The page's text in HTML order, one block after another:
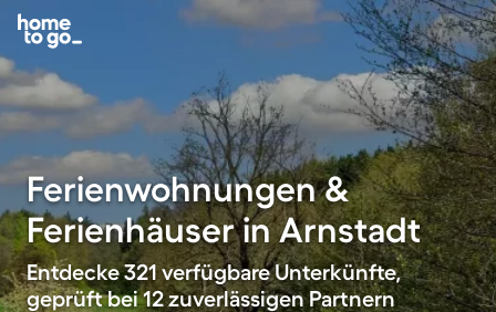
Ferienwohnungen &
Ferienhäuser in Arnstadt
Entdecke 321 verfügbare Unterkünfte,
geprüft bei 12 zuverlässigen Partnern